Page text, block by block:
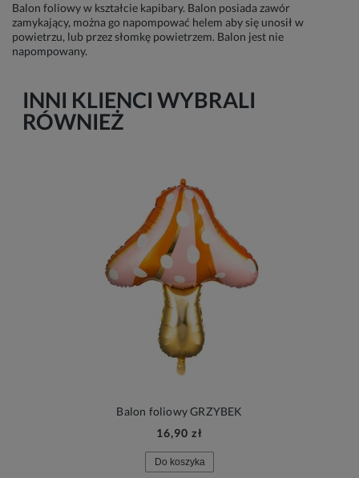
Balon foliowy w kształcie kapibary. Balon posiada zawór
zamykający, można go napompować helem aby się unosił w
powietrzu, lub przez słomkę powietrzem. Balon jest nie
napompowany.
INNI KLIENCI WYBRALI
RÓWNIEŻ
Balon foliowy GRZYBEK
16,90 zł
Do koszyka